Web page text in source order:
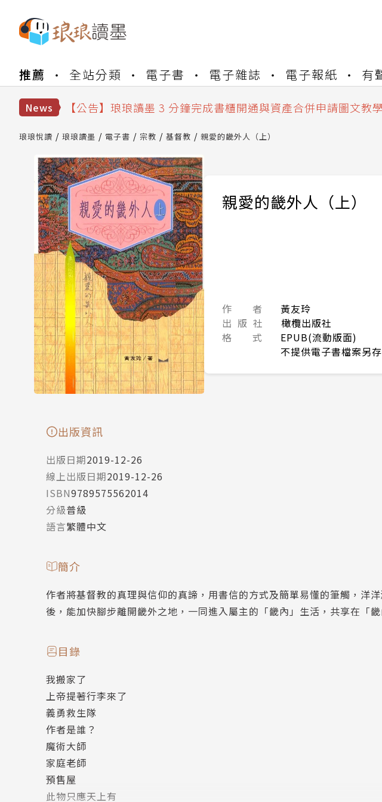
推薦 全站分類 電子書 電子雜誌 電子報紙 有
News
【公告】琅琅讀墨數位閱讀資產合併與書櫃開通申請
【公告】琅琅讀墨 3 分鐘完成書櫃開通與資產合併申請圖文教學
【公告】琅琅讀墨數位閱讀資產合併與書櫃開通申請
琅琅悅讀 琅琅讀墨 電子書 宗教 基督教 親愛的畿外人（上）
親愛的畿外人（上）
作 者
黃友玲
出 版 社
橄欖出版社
格 式
EPUB(流動版面)
不提供電子書檔案另
出版資訊
出版日期2019-12-26
線上出版日期2019-12-26
ISBN9789575562014
分級普級
語言繁體中文
簡介
作者將基督教的真理與信仰的真諦，用書信的方式及簡單易懂的筆觸，洋
後，能加快腳步離開畿外之地，一同進入屬主的「畿內」生活，共享在「
目錄
我搬家了
上帝提著行李來了
義勇救生隊
作者是誰？
魔術大師
家庭老師
預售屋
此物只應天上有